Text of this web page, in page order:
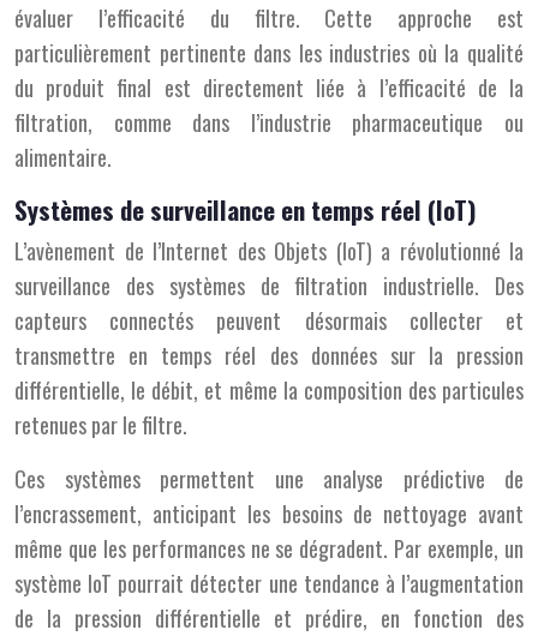
évaluer l’efficacité du filtre. Cette approche est
particulièrement pertinente dans les industries où la qualité
du produit final est directement liée à l’efficacité de la
filtration, comme dans l’industrie pharmaceutique ou
alimentaire.
Systèmes de surveillance en temps réel (IoT)
L’avènement de l’Internet des Objets (IoT) a révolutionné la
surveillance des systèmes de filtration industrielle. Des
capteurs connectés peuvent désormais collecter et
transmettre en temps réel des données sur la pression
différentielle, le débit, et même la composition des particules
retenues par le filtre.
Ces systèmes permettent une analyse prédictive de
l’encrassement, anticipant les besoins de nettoyage avant
même que les performances ne se dégradent. Par exemple, un
système IoT pourrait détecter une tendance à l’augmentation
de la pression différentielle et prédire, en fonction des